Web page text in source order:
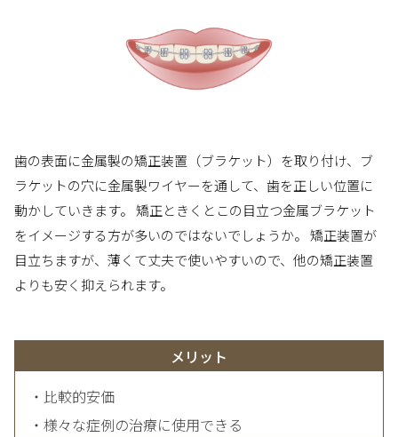
歯の表面に金属製の矯正装置（ブラケット）を取り付け、ブ
ラケットの穴に金属製ワイヤーを通して、歯を正しい位置に
動かしていきます。 矯正ときくとこの目立つ金属ブラケット
をイメージする方が多いのではないでしょうか。 矯正装置が
目立ちますが、薄くて丈夫で使いやすいので、他の矯正装置
よりも安く抑えられます。
メリット
・比較的安価
・様々な症例の治療に使用できる